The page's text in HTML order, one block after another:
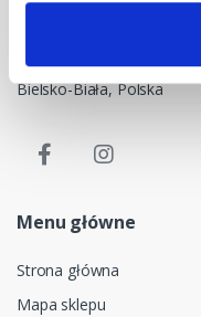
NIP: 5482614481, MDM
Bielsko-Biała, Polska
Menu główne
Strona główna
Mapa sklepu